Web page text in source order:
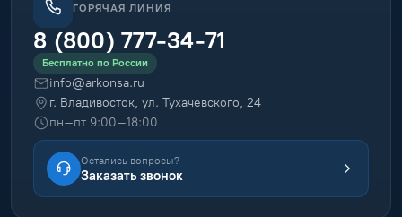
ГОРЯЧАЯ ЛИНИЯ
8 (800) 777-34-71
Бесплатно по России
info@arkonsa.ru
г. Владивосток, ул. Тухачевского, 24
пн–пт 9:00–18:00
Остались вопросы?
Заказать звонок